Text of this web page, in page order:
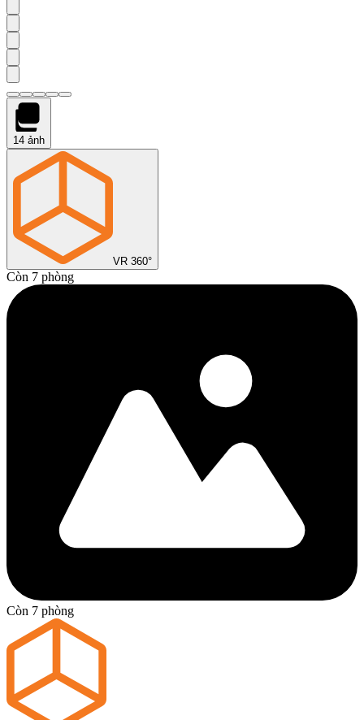
14 ảnh
VR 360°
Còn 7 phòng
Còn 7 phòng